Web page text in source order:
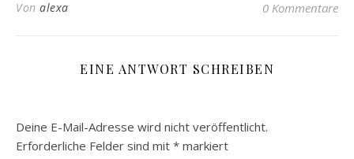
Von alexa 0 Kommentare
EINE ANTWORT SCHREIBEN
Deine E-Mail-Adresse wird nicht veröffentlicht.
Erforderliche Felder sind mit * markiert